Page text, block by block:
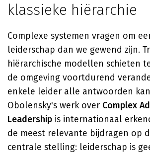
klassieke hiërarchie
Complexe systemen vragen om
leiderschap dan we gewend zijn.
hiërarchische modellen schieten
de omgeving voortdurend
enkele leider alle antwoorden
Obolensky's werk over Complex
Leadership is internationaal
de meest relevante bijdragen op
centrale stelling: leiderschap is